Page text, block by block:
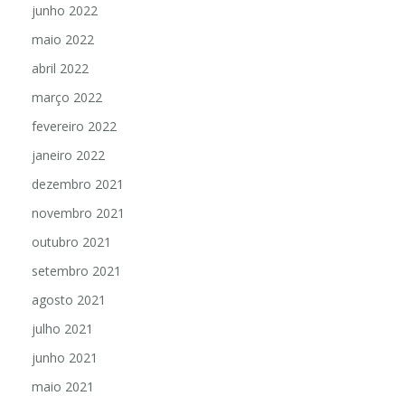
junho 2022
maio 2022
abril 2022
março 2022
fevereiro 2022
janeiro 2022
dezembro 2021
novembro 2021
outubro 2021
setembro 2021
agosto 2021
julho 2021
junho 2021
maio 2021